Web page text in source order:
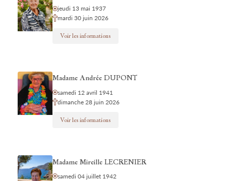
jeudi 13 mai 1937
mardi 30 juin 2026
Voir les informations
Madame Andrée DUPONT
samedi 12 avril 1941
dimanche 28 juin 2026
Voir les informations
Madame Mireille LECRENIER
samedi 04 juillet 1942